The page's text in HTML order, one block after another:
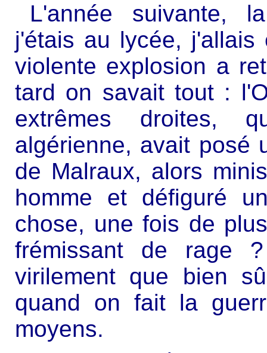
L'année suivante,
j'étais au lycée,
violente explosion a
tard on savait tout :
extrêmes droites,
algérienne, avait posé
de Malraux, alors
homme et défiguré
chose, une fois de
frémissant de rage
virilement que bien
quand on fait la
moyens.